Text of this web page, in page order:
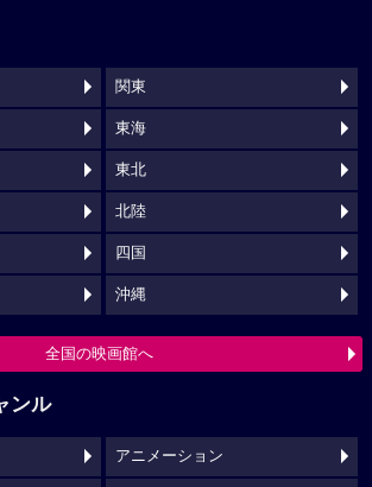
関東
東海
東北
北陸
四国
沖縄
全国の映画館へ
ンル
アニメーション